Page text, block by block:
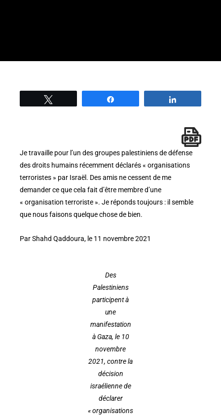
Je travaille pour l’un des groupes palestiniens de défense
des droits humains récemment déclarés « organisations
terroristes » par Israël. Des amis ne cessent de me
demander ce que cela fait d’être membre d’une
« organisation terroriste ». Je réponds toujours : il semble
que nous faisons quelque chose de bien.
Par Shahd Qaddoura, le 11 novembre 2021
Des
Palestiniens
participent à
une
manifestation
à Gaza, le 10
novembre
2021, contre la
décision
israélienne de
déclarer
« organisations